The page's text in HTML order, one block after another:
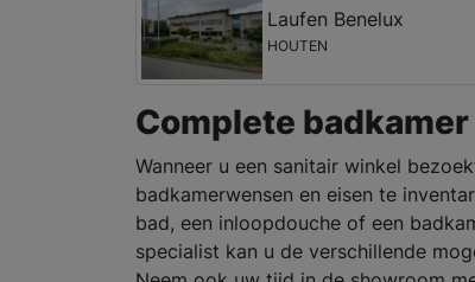
Laufen Benelux
HOUTEN
Complete
Wanneer u een sanitair winkel
badkamerwensen en eisen te
bad, een inloopdouche of een
specialist kan u de verschillende